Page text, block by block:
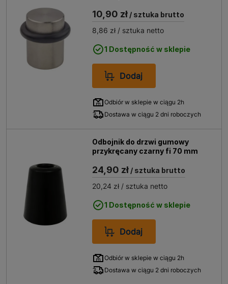
10,90 zł / sztuka brutto
8,86 zł / sztuka netto
1 Dostępność w sklepie
Dodaj
Odbiór w sklepie w ciągu 2h
Dostawa w ciągu 2 dni roboczych
Odbojnik do drzwi gumowy
przykręcany czarny fi 70 mm
24,90 zł / sztuka brutto
20,24 zł / sztuka netto
1 Dostępność w sklepie
Dodaj
Odbiór w sklepie w ciągu 2h
Dostawa w ciągu 2 dni roboczych